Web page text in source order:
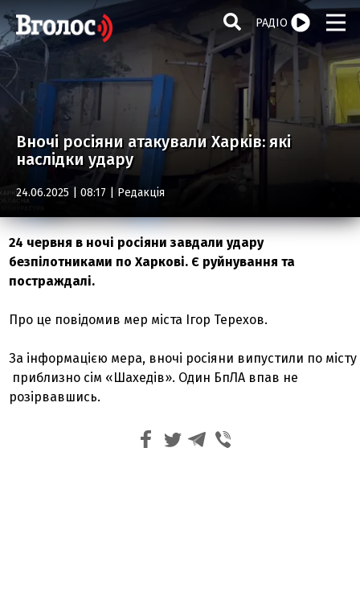
РАДІО
Вночі росіяни атакували Харків: які
наслідки удару
24.06.2025 | 08:17 | Редакція
24 червня в ночі росіяни завдали удару
безпілотниками по Харкові. Є руйнування та
постраждалі.
Про це повідомив мер міста Ігор Терехов.
За інформацією мера, вночі росіяни випустили по місту
приблизно сім «Шахедів». Один БпЛА впав не
розірвавшись.